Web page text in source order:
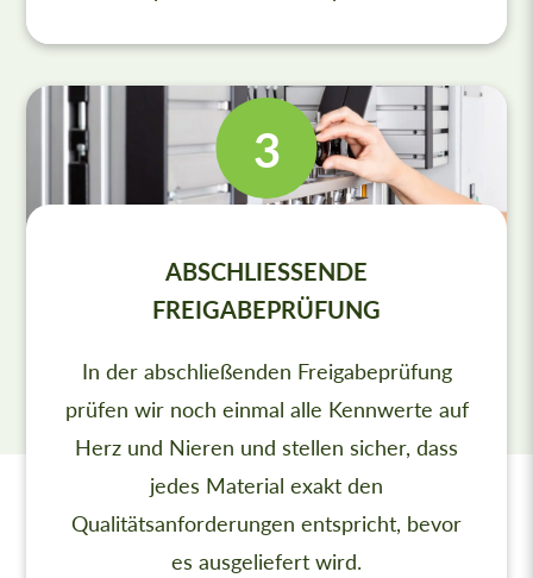
ABSCHLIESSENDE F
REIGABEPRÜFUNG
In der abschließenden Freigabeprüfung
prüfen wir noch einmal alle Kennwerte auf
Herz und Nieren und stellen sicher, dass
jedes Material exakt den
Qualitätsanforderungen entspricht, bevor
es ausgeliefert wird.